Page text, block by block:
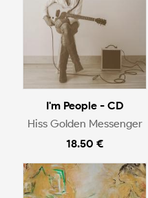
I'm People - CD
Hiss Golden Messenger
18.50 €